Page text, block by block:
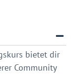
bietet dir
Community